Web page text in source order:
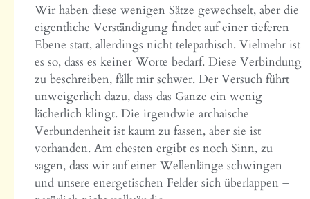
Wir haben diese wenigen Sätze gewechselt, aber die
eigentliche Verständigung findet auf einer tieferen
Ebene statt, allerdings nicht telepathisch. Vielmehr ist
es so, dass es keiner Worte bedarf. Diese Verbindung
zu beschreiben, fällt mir schwer. Der Versuch führt
unweigerlich dazu, dass das Ganze ein wenig
lächerlich klingt. Die irgendwie archaische
Verbundenheit ist kaum zu fassen, aber sie ist
vorhanden. Am ehesten ergibt es noch Sinn, zu
sagen, dass wir auf einer Wellenlänge schwingen
und unsere energetischen Felder sich überlappen –